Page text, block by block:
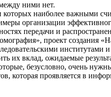
ними нет.
которых наиболее важными
организации
передачи и
проект создания
институтами
их вклад, ожидаемые
безусловно, очень
которая проявляется в